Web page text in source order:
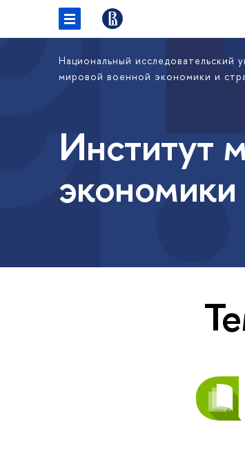
Национальный исследовательский
мировой военной экономики и
Институт
экономики